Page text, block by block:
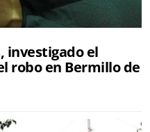
investigado el
robo en Bermillo de